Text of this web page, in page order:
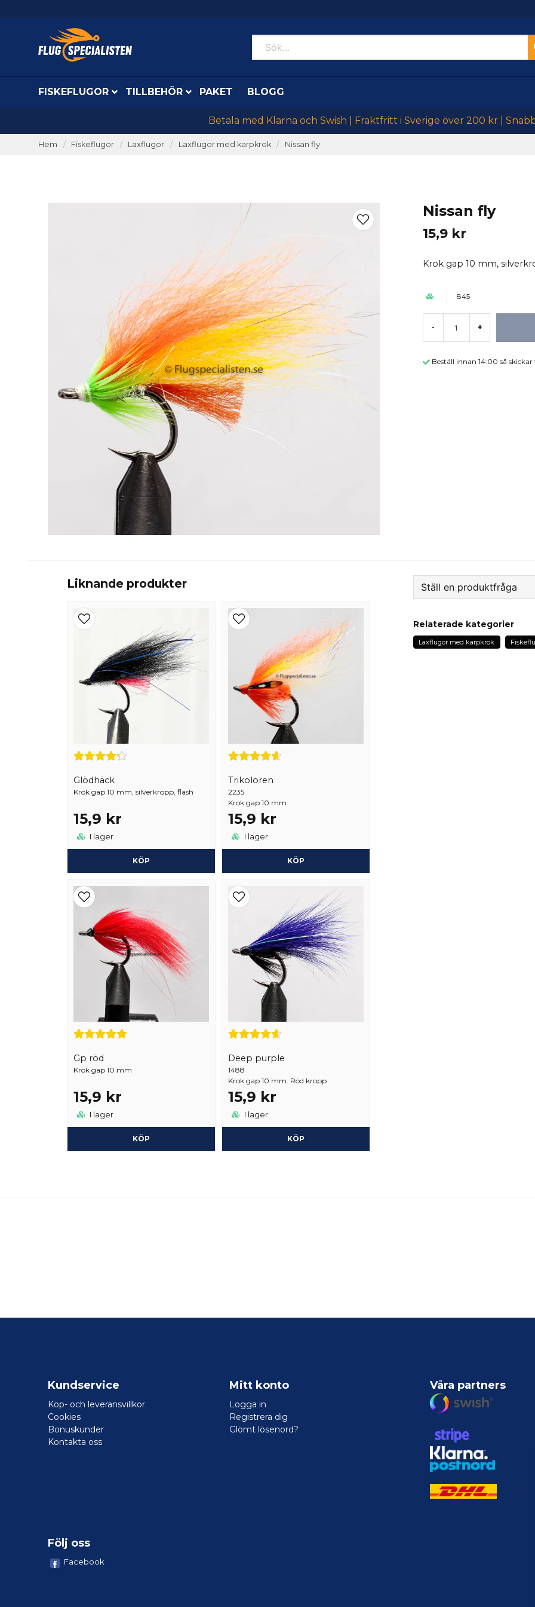
FISKEFLUGOR TILLBEHÖR PAKET BLOGG
Betala med Klarna och Swish | Fraktfritt i Sverige över 200 kr |
Hem Fiskeflugor Laxflugor Laxflugor med karpkrok Nissan fly
Nissan fly
15,9 kr
Krok gap 10 mm,
845
- +
Beställ innan 14:00 så
Liknande produkter
Glödhäck
Krok gap 10 mm, silverkropp, flash
15,9 kr
I lager
KÖP
Trikoloren
2235
Krok gap 10 mm
15,9 kr
I lager
KÖP
Gp röd
Krok gap 10 mm
15,9 kr
I lager
KÖP
Deep purple
1488
Krok gap 10 mm. Röd kropp
15,9 kr
I lager
KÖP
Ställ en produktfråga
Fråga oss något om
Relaterade kategorier
Laxflugor med karpkrok
Kundservice
Köp- och leveransvillkor
Cookies
Bonuskunder
Kontakta oss
Mitt konto
Logga in
Registrera dig
Glömt lösenord?
Våra partners
Följ oss
Facebook